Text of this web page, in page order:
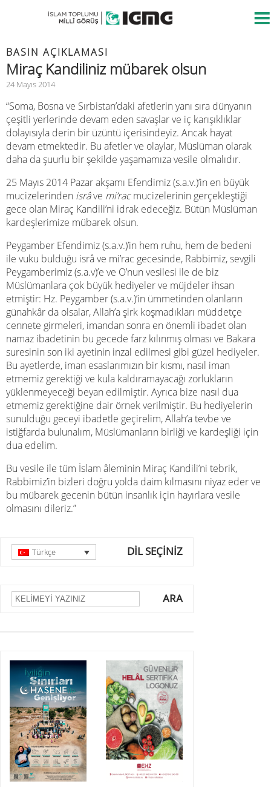
BASIN AÇIKLAMASI
Miraç Kandiliniz mübarek olsun
24 Mayıs 2014
“Soma, Bosna ve Sırbistan’daki afetlerin yanı sıra dünyanın
çeşitli yerlerinde devam eden savaşlar ve iç karışıklıklar
dolayısıyla derin bir üzüntü içerisindeyiz. Ancak hayat
devam etmektedir. Bu afetler ve olaylar, Müslüman olarak
daha da şuurlu bir şekilde yaşamamıza vesile olmalıdır.
25 Mayıs 2014 Pazar akşamı Efendimiz (s.a.v.)’in en büyük
mucizelerinden isrâve mi’racmucizelerinin gerçekleştiği
gece olan Miraç Kandili’ni idrak edeceğiz. Bütün Müslüman
kardeşlerimize mübarek olsun.
Peygamber Efendimiz (s.a.v.)’in hem ruhu, hem de bedeni
ile vuku bulduğu isrâ ve mi’rac gecesinde, Rabbimiz, sevgili
Peygamberimiz (s.a.v)’e ve O’nun vesilesi ile de biz
Müslümanlara çok büyük hediyeler ve müjdeler ihsan
etmiştir: Hz. Peygamber (s.a.v.)’in ümmetinden olanların
günahkâr da olsalar, Allah’a şirk koşmadıkları müddetçe
cennete girmeleri, imandan sonra en önemli ibadet olan
namaz ibadetinin bu gecede farz kılınmış olması ve Bakara
suresinin son iki ayetinin inzal edilmesi gibi güzel hediyeler.
Bu ayetlerde, iman esaslarımızın bir kısmı, nasıl iman
etmemiz gerektiği ve kula kaldıramayacağı zorlukların
yüklenmeyeceği beyan edilmiştir. Ayrıca bize nasıl dua
etmemiz gerektiğine dair örnek verilmiştir. Bu hediyelerin
sunulduğu geceyi ibadetle geçirelim, Allah’a tevbe ve
istiğfarda bulunalım, Müslümanların birliği ve kardeşliği için
dua edelim.
Bu vesile ile tüm İslam âleminin Miraç Kandili’ni tebrik,
Rabbimiz’in bizleri doğru yolda daim kılmasını niyaz eder ve
bu mübarek gecenin bütün insanlık için hayırlara vesile
olmasını dileriz.”
DİL SEÇİNİZ
Türkçe
ARA